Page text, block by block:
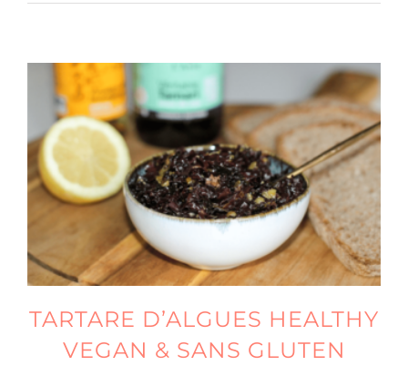
TARTARE D’ALGUES HEALTHY
VEGAN & SANS GLUTEN